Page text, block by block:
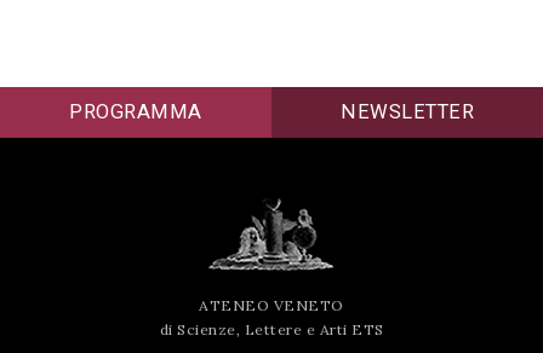
PROGRAMMA NEWSLETTER
ATENEO VENETO
di Scienze, Lettere e Arti ETS